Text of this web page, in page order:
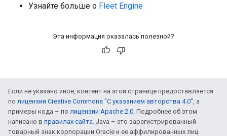
Узнайте больше о Fleet Engine
Эта информация оказалась полезной?
Если не указано иное, контент на этой странице предоставляется
по лицензии Creative Commons "С указанием авторства 4.0" , а
примеры кода – по лицензии Apache 2.0 . Подробнее об этом
написано в правилах сайта . Java – это зарегистрированный
товарный знак корпорации Oracle и ее аффилированных лиц.